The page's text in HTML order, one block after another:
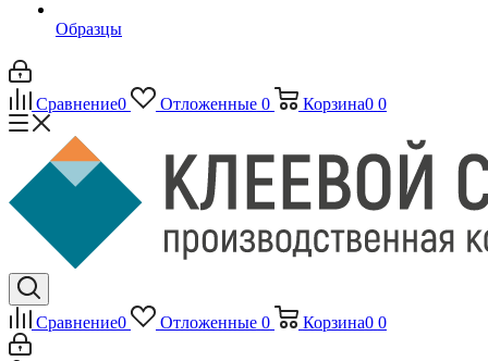
Образцы
Сравнение0 Отложенные 0 Корзина0 0
Сравнение0 Отложенные 0 Корзина0 0